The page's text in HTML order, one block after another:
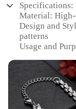
Specifications:
Material:
Design and
patterns
Usage and
Quantity:
Performance
tarnish
Applicable